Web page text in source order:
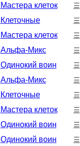
Мастера клеток ☰
Клеточные ☰
Мастера клеток ☰
Альфа-Микс ☰
Одинокий воин ☰
Альфа-Микс ☰
Клеточные ☰
Мастера клеток ☰
Одинокий воин ☰
Одинокий воин ☰